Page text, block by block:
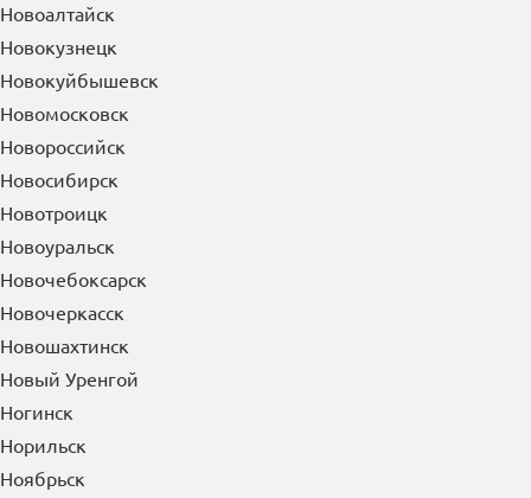
Новоалтайск
Новокузнецк
Новокуйбышевск
Новомосковск
Новороссийск
Новосибирск
Новотроицк
Новоуральск
Новочебоксарск
Новочеркасск
Новошахтинск
Новый Уренгой
Ногинск
Норильск
Ноябрьск